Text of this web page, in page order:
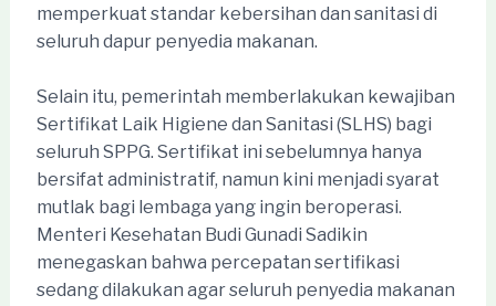
memperkuat standar kebersihan dan sanitasi di
seluruh dapur penyedia makanan.
Selain itu, pemerintah memberlakukan kewajiban
Sertifikat Laik Higiene dan Sanitasi (SLHS) bagi
seluruh SPPG. Sertifikat ini sebelumnya hanya
bersifat administratif, namun kini menjadi syarat
mutlak bagi lembaga yang ingin beroperasi.
Menteri Kesehatan Budi Gunadi Sadikin
menegaskan bahwa percepatan sertifikasi
sedang dilakukan agar seluruh penyedia makanan